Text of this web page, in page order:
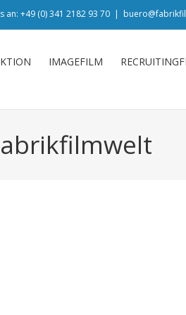
an: +49 (0) 341 2182 93 70 |
IMAGEFILM